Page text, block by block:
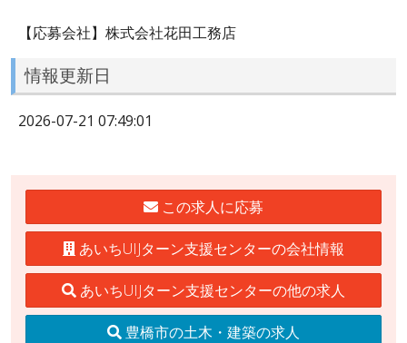
【応募会社】株式会社花田工務店
情報更新日
2026-07-21 07:49:01
この求人に応募
あいちUIJターン支援センターの会社情報
あいちUIJターン支援センターの他の求人
豊橋市の土木・建築の求人